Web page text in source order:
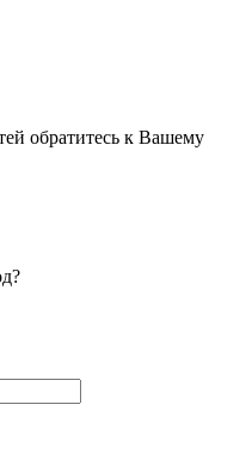
обратитесь к Вашему